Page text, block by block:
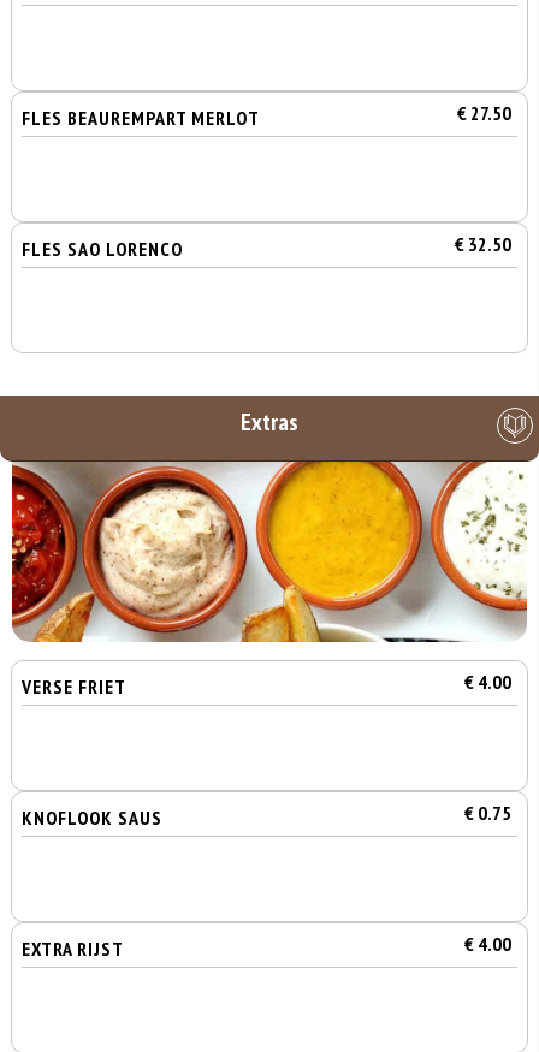
FLES BEAUREMPART MERLOT € 27.50
FLES SAO LORENCO € 32.50
Extras
VERSE FRIET € 4.00
KNOFLOOK SAUS € 0.75
EXTRA RIJST € 4.00